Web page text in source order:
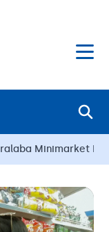
Minimarket